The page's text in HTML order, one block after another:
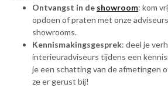
Ontvangst in de showroom: kom
opdoen of praten met onze
showrooms.
Kennismakingsgesprek: deel je
interieuradviseurs tijdens een
je een schatting van de afmetingen
ze er gerust bij!